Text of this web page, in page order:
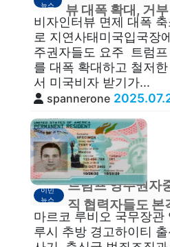
뉴스
뷰 대폭 확대, 거
비자인터뷰 면제 대폭
로 지연사태미국입국장
주권자들도 요주 트럼
를 대폭 확대하고 철저
서 미국비자 받기가...
spannerone
이민
뉴스
트럼프 영주권자
직 협력자들도 본
마르코 루비오 국무장관
루시 추방 경고하이티